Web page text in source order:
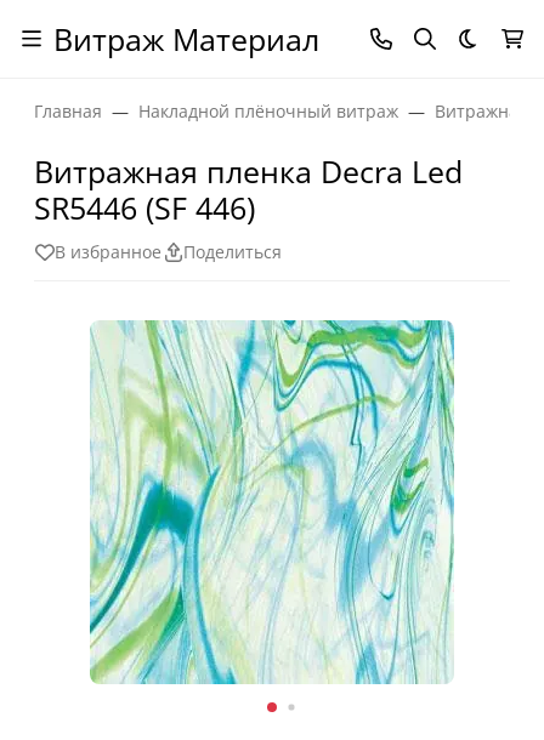
Витраж Материал Темная
Главная Накладной плёночный витраж Витражная
Витражная пленка Decra Led
SR5446 (SF 446)
В избранное Поделиться